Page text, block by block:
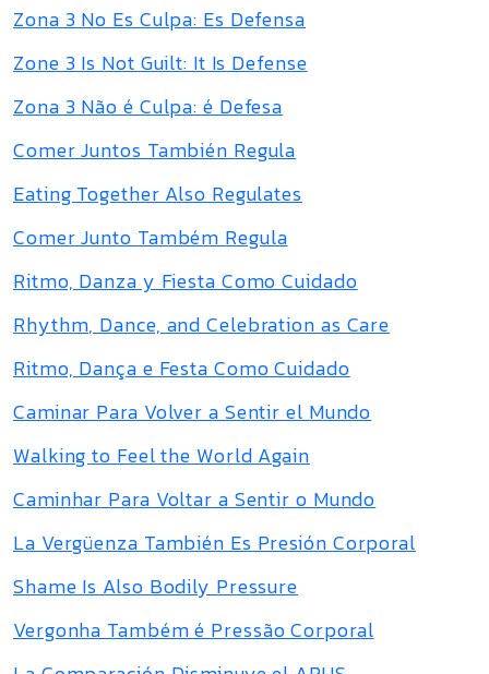
Zona 3 No Es Culpa: Es Defensa
Zone 3 Is Not Guilt: It Is Defense
Zona 3 Não é Culpa: é Defesa
Comer Juntos También Regula
Eating Together Also Regulates
Comer Junto Também Regula
Ritmo, Danza y Fiesta Como Cuidado
Rhythm, Dance, and Celebration as Care
Ritmo, Dança e Festa Como Cuidado
Caminar Para Volver a Sentir el Mundo
Walking to Feel the World Again
Caminhar Para Voltar a Sentir o Mundo
La Vergüenza También Es Presión Corporal
Shame Is Also Bodily Pressure
Vergonha Também é Pressão Corporal